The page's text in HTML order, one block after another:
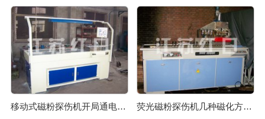
移动式磁粉探伤机开局通电后未显示电流的问题 荧光磁粉探伤机几种磁化方式的解读